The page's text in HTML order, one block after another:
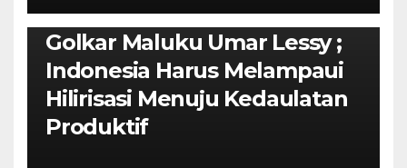
Isi Materi LK-III HMI, Ketua
Golkar Maluku Umar Lessy ;
Indonesia Harus Melampaui
Hilirisasi Menuju Kedaulatan
Produktif